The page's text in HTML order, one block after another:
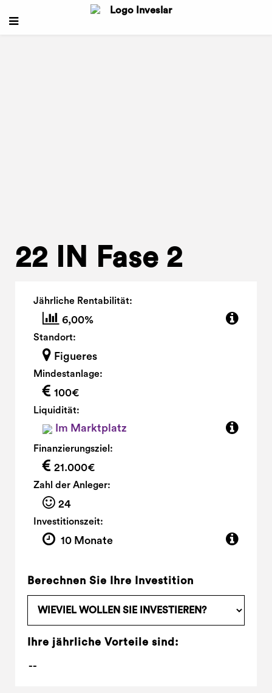
22 IN Fase 2
Jährliche Rentabilität:
6,00%
Standort:
Figueres
Mindestanlage:
100€
Liquidität:
Im Marktplatz
Finanzierungsziel:
21.000€
Zahl der Anleger:
24
Investitionszeit:
10 Monate
Berechnen Sie Ihre Investition
Ihre jährliche Vorteile sind: